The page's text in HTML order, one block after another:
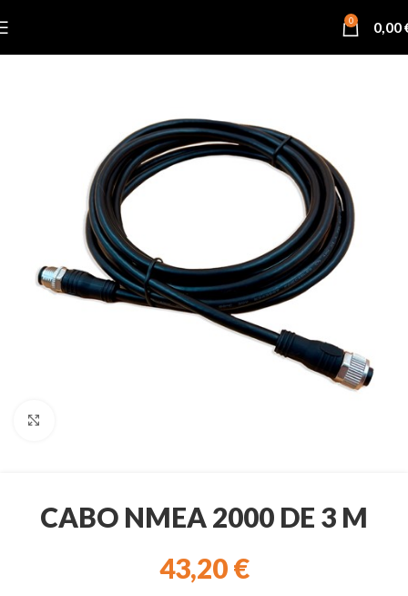
0 0,00
CABO NMEA 2000 DE 3 M
43,20€